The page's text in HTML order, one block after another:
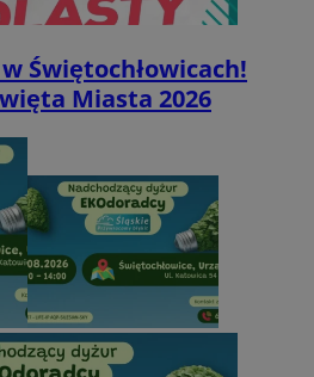
Świętochłowicach!
Miasta 2026